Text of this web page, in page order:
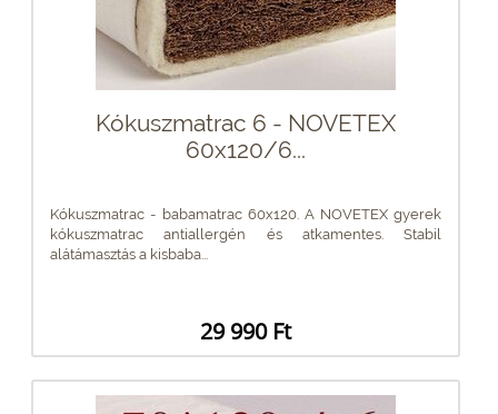
Kókuszmatrac 6 - NOVETEX
60x120/6...
Kókuszmatrac - babamatrac 60x120. A NOVETEX gyerek
kókuszmatrac antiallergén és atkamentes. Stabil
alátámasztás a kisbaba...
29 990 Ft